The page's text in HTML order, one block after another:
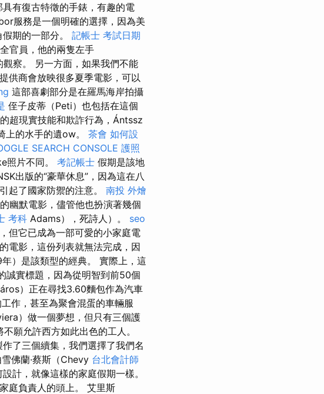
有復古特徵的手錶，有趣的電
服務是一個明確的選擇，因為美
期的一部分。 記帳士 考試日期
官員，他的兩隻左手
察。 另一方面，如果我們不能
供商會放映很多夏季電影，可以
這部喜劇部分是在羅馬海岸拍攝
侄子皮蒂（Peti）也包括在這個
超現實技能和欺詐行為，Ántssz
上的水手的遺ow。 茶會 如何設
SEARCH CONSOLE 護照
照片不同。 考記帳士 假期是該地
出版的“豪華休息”，因為這在八
起了國家防禦的注意。 南投 外燴
幽默電影，儘管他也扮演著幾個
考科 Adams），死詩人）。 seo
但它已成為一部可愛的小家庭電
電影，這份列表就無法完成，因
）是該類型的經典。 實際上，這
誠實標題，因為從明智到前50個
）正在尋找3.60麵包作為汽車
作，甚至為聚會混蛋的車輛服
）做一個夢想，但只有三個護
願允許西方如此出色的工人。
了三個續集，我們選擇了我們名
雪佛蘭·蔡斯（Chevy 台北會計師
計，就像這樣的家庭假期一樣。
庭負責人的頭上。 艾里斯